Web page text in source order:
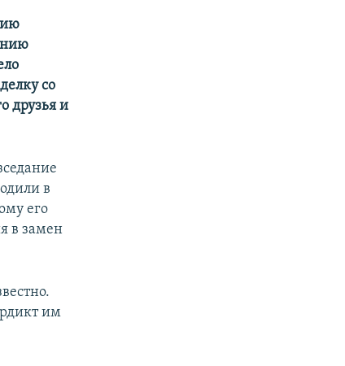
со
друзья и
в
его
в замен
им